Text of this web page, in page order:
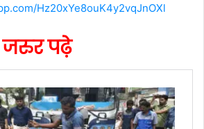
Hz20xYe8ouK4y2vqJnOXl
पढ़े